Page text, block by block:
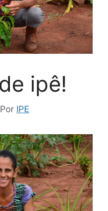
ipê!
Por IPE